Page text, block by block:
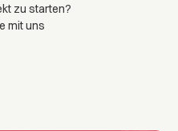
zu starten?
mit uns